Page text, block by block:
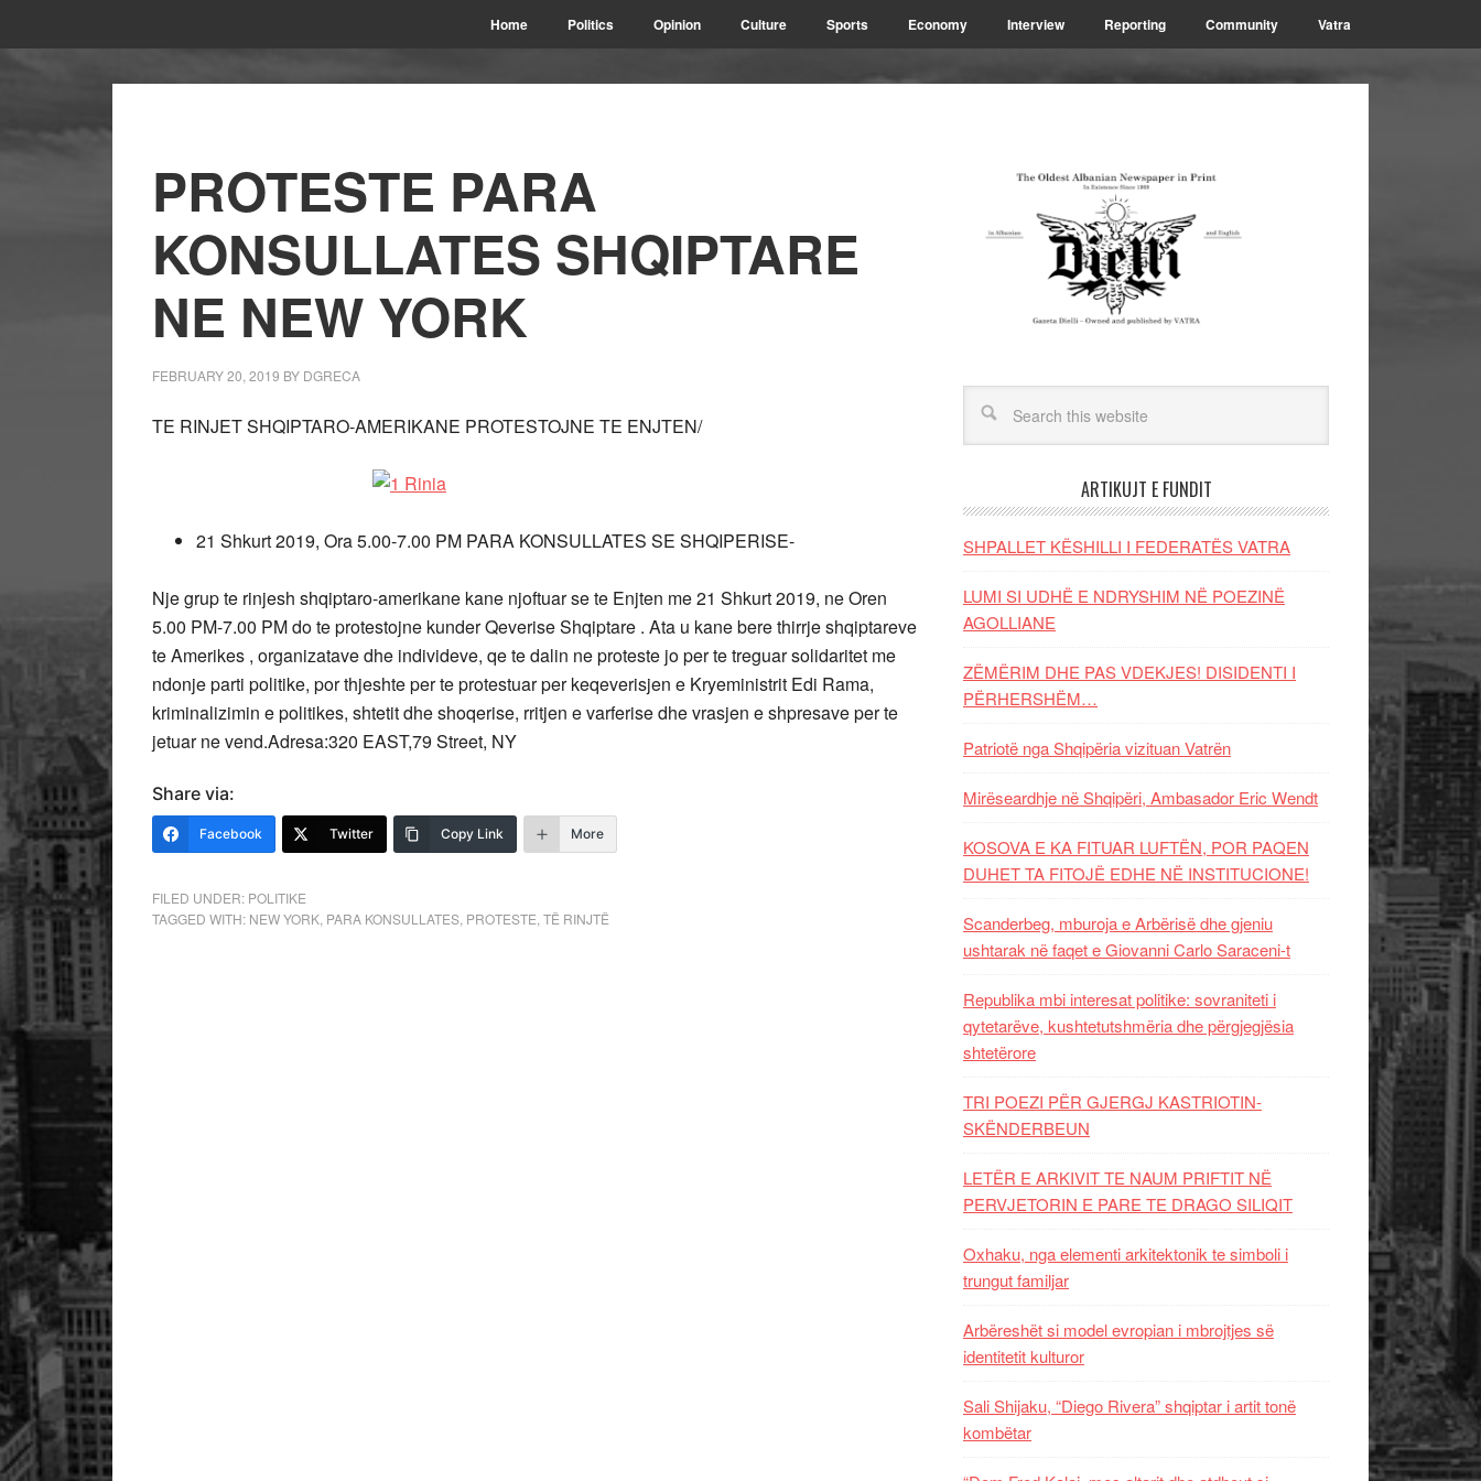
Home Politics Opinion Culture Sports Economy Interview Reporting Community Vatra
PROTESTE PARA
KONSULLATES SHQIPTARE
NE NEW YORK
FEBRUARY 20, 2019 BY DGRECA
TE RINJET SHQIPTARO-AMERIKANE PROTESTOJNE TE ENJTEN/
21 Shkurt 2019, Ora 5.00-7.00 PM PARA KONSULLATES SE SHQIPERISE-
Nje grup te rinjesh shqiptaro-amerikane kane njoftuar se te Enjten me 21 Shkurt 2019, ne Oren
5.00 PM-7.00 PM do te protestojne kunder Qeverise Shqiptare . Ata u kane bere thirrje shqiptareve
te Amerikes , organizatave dhe individeve, qe te dalin ne proteste jo per te treguar solidaritet me
ndonje parti politike, por thjeshte per te protestuar per keqeverisjen e Kryeministrit Edi Rama,
kriminalizimin e politikes, shtetit dhe shoqerise, rritjen e varferise dhe vrasjen e shpresave per te
jetuar ne vend.Adresa:320 EAST,79 Street, NY
Share via:
Facebook Twitter Copy Link More
FILED UNDER: POLITIKE
TAGGED WITH: NEW YORK PARA KONSULLATES PROTESTE TË RINJTË
ARTIKUJT E FUNDIT
SHPALLET KËSHILLI I FEDERATËS VATRA
LUMI SI UDHË E NDRYSHIM NË POEZINË
AGOLLIANE
ZËMËRIM DHE PAS VDEKJES! DISIDENTI I
PËRHERSHËM…
Patriotë nga Shqipëria vizituan Vatrën
Mirëseardhje në Shqipëri, Ambasador Eric Wendt
KOSOVA E KA FITUAR LUFTËN, POR PAQEN
DUHET TA FITOJË EDHE NË INSTITUCIONE!
Scanderbeg, mburoja e Arbërisë dhe gjeniu
ushtarak në faqet e Giovanni Carlo Saraceni-t
Republika mbi interesat politike: sovraniteti i
qytetarëve, kushtetutshmëria dhe përgjegjësia
shtetërore
TRI POEZI PËR GJERGJ KASTRIOTIN-
SKËNDERBEUN
LETËR E ARKIVIT TE NAUM PRIFTIT NË
PERVJETORIN E PARE TE DRAGO SILIQIT
Oxhaku, nga elementi arkitektonik te simboli i
trungut familjar
Arbëreshët si model evropian i mbrojtjes së
identitetit kulturor
Sali Shijaku, “Diego Rivera” shqiptar i artit tonë
kombëtar